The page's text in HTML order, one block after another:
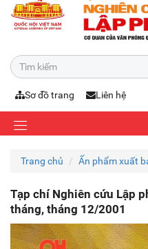
Sơ đồ trang Liên hệ
Trang chủ Ấn phẩm xuất
Tạp chí Nghiên cứu Lập
tháng, tháng 12/2001